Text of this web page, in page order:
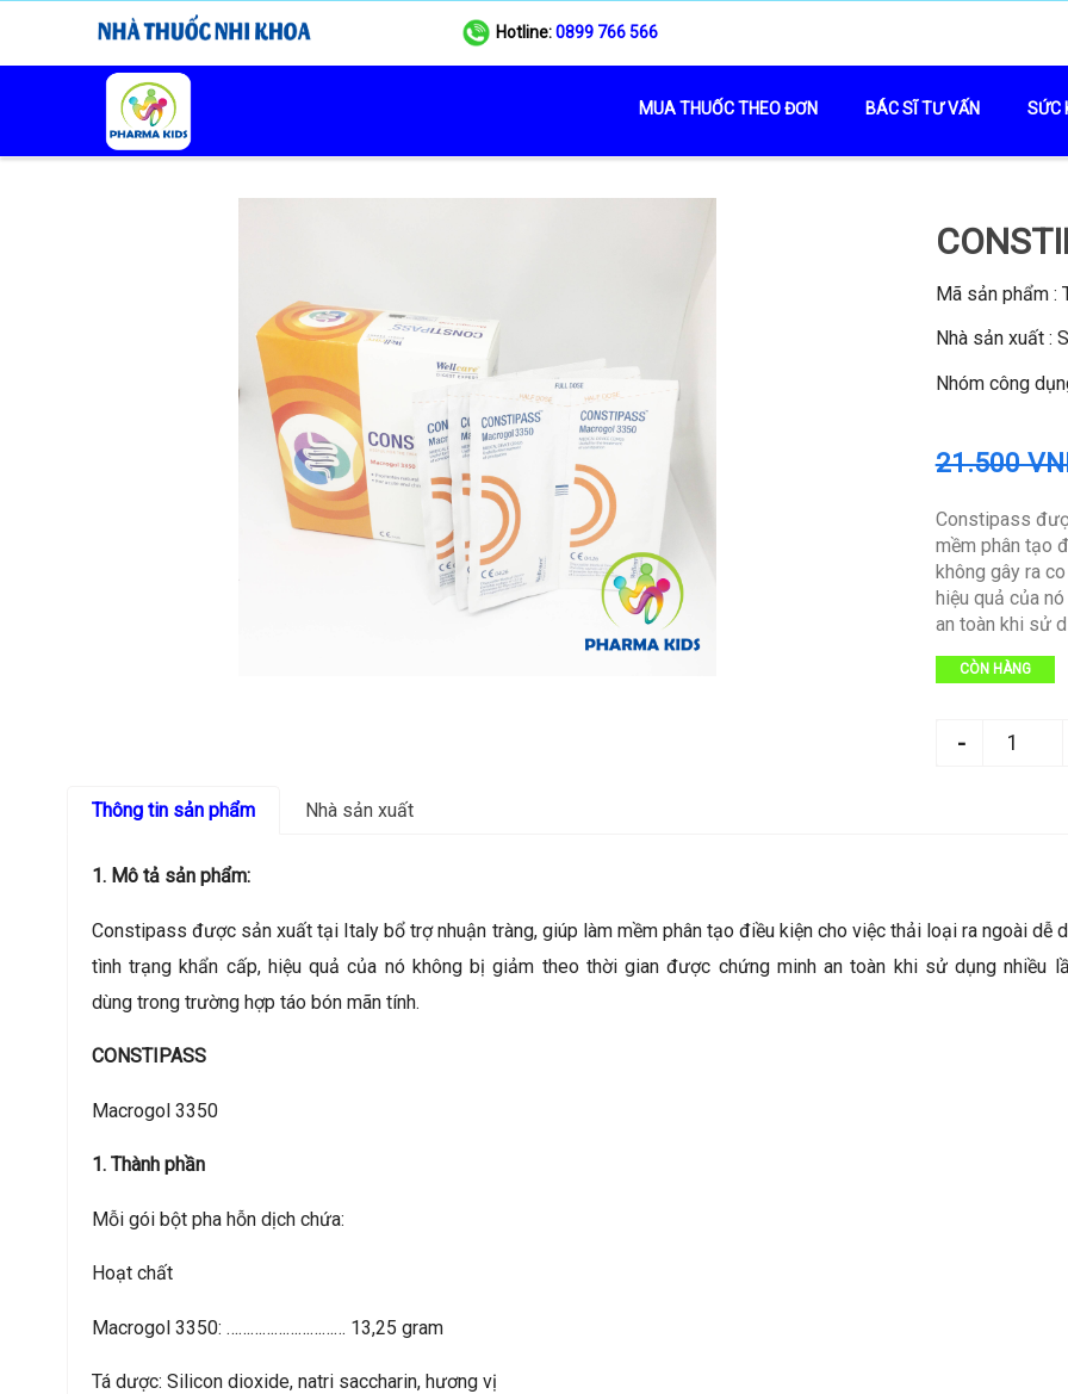
Hotline:0899 766 566
MUA THUỐC THEO ĐƠN BÁC SĨ TƯ VẤN SỨC
Mã sản phẩm :
Nhà sản xuất :
Nhóm công
21.500
Constipass
mềm phân tạo
không gây ra
hiệu quả của
an toàn khi sử
CÒN HÀNG
Thông tin sản phẩm Nhà sản xuất
1. Mô tả sản phẩm:
Constipass được sản xuất tại Italy bổ trợ nhuận tràng, giúp làm mềm phân tạo điều kiện cho việc thải loại ra ngoài dễ
tình trạng khẩn cấp, hiệu quả của nó không bị giảm theo thời gian được chứng minh an toàn khi sử dụng nhiều
dùng trong trường hợp táo bón mãn tính.
CONSTIPASS
Macrogol 3350
1. Thành phần
Mỗi gói bột pha hỗn dịch chứa:
Hoạt chất
Macrogol 3350: ………………………… 13,25 gram
Tá dược: Silicon dioxide, natri saccharin, hương vị